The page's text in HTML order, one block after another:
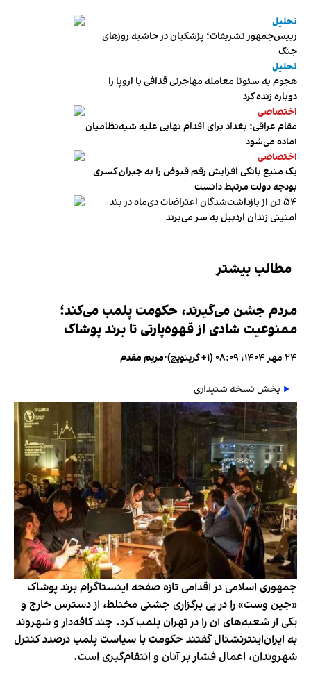
تحلیل
رییس‌جمهور تشریفات؛ پزشکیان در حاشیه روزهای
جنگ
تحلیل
هجوم به سئوتا معامله مهاجرتی قذافی با اروپا را
دوباره زنده کرد
اختصاصی
مقام عراقی: بغداد برای اقدام نهایی علیه شبه‌نظامیان
آماده می‌شود
اختصاصی
یک منبع بانکی افزایش رقم قبوض را به جبران کسری
بودجه دولت مرتبط دانست
۵۴ تن از بازداشت‌شدگان اعتراضات دی‌ماه در بند
امنیتی زندان اردبیل به سر می‌برند
مطالب بیشتر
مردم جشن می‌گیرند، حکومت پلمب می‌کند؛
ممنوعیت شادی از قهوه‌پارتی تا برند پوشاک
۲۴ مهر ۱۴۰۴، ۰۸:۰۹ (‎+۱ گرینویچ) •مریم مقدم
پخش نسخه شنیداری
جمهوری اسلامی در اقدامی تازه صفحه اینستاگرام برند پوشاک
«جین وست» را در پی برگزاری جشنی مختلط، از دسترس خارج و
یکی از شعبه‌های آن را در تهران پلمب کرد. چند کافه‌‌دار و شهروند
به ایران‌اینترنشنال گفتند حکومت با سیاست پلمب درصدد کنترل
شهروندان، اعمال فشار بر آنان و انتقام‌گیری است.